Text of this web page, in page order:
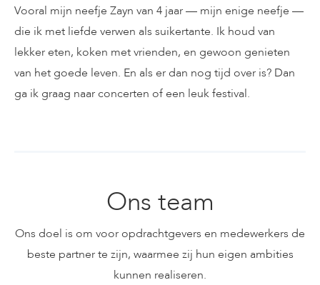
Vooral mijn neefje Zayn van 4 jaar — mijn enige neefje —
die ik met liefde verwen als suikertante. Ik houd van
lekker eten, koken met vrienden, en gewoon genieten
van het goede leven. En als er dan nog tijd over is? Dan
ga ik graag naar concerten of een leuk festival.
Ons team
Ons doel is om voor opdrachtgevers en medewerkers de
beste partner te zijn, waarmee zij hun eigen ambities
kunnen realiseren.